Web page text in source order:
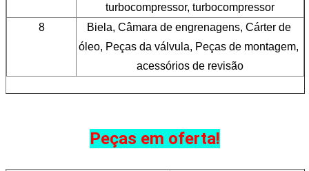
turbocompressor, turbocompressor
8
Biela, Câmara de engrenagens, Cárter de
óleo, Peças da válvula, Peças de montagem,
acessórios de revisão
Peças em oferta!